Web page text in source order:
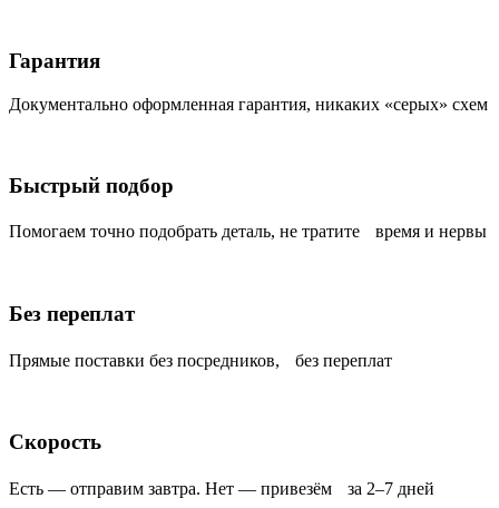
Гарантия
Документально оформленная гарантия, никаких «серых» схем
Быстрый подбор
Помогаем точно подобрать деталь, не тратите время и нервы
Без переплат
Прямые поставки без посредников, без переплат
Скорость
Есть — отправим завтра. Нет — привезём за 2–7 дней